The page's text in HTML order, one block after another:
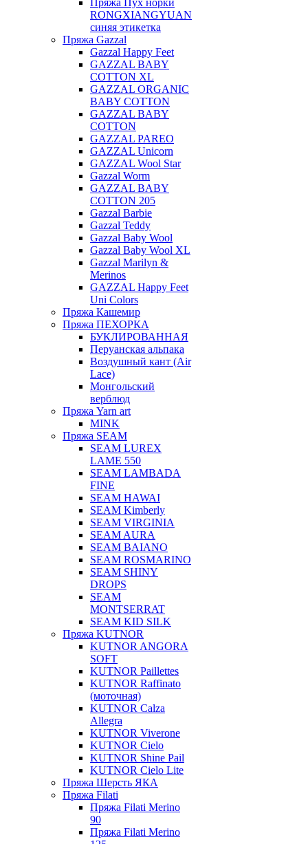
Пряжа Пух норки
RONGXIANGYUAN
синяя этикетка
Пряжа Gazzal
Gazzal Happy Feet
GAZZAL BABY
COTTON XL
GAZZAL ORGANIC
BABY COTTON
GAZZAL BABY
COTTON
GAZZAL PAREO
GAZZAL Unicorn
GAZZAL Wool Star
Gazzal Worm
GAZZAL BABY
COTTON 205
Gazzal Barbie
Gazzal Teddy
Gazzal Baby Wool
Gazzal Baby Wool XL
Gazzal Marilyn &
Merinos
GAZZAL Happy Feet
Uni Colors
Пряжа Кашемир
Пряжа ПЕХОРКА
БУКЛИРОВАННАЯ
Перуанская альпака
Воздушный кант (Air
Lace)
Монгольский
верблюд
Пряжа Yarn art
MINK
Пряжа SEAM
SEAM LUREX
LAME 550
SEAM LAMBADA
FINE
SEAM HAWAI
SEAM Kimberly
SEAM VIRGINIA
SEAM AURA
SEAM BAIANO
SEAM ROSMARINO
SEAM SHINY
DROPS
SEAM
MONTSERRAT
SEAM KID SILK
Пряжа KUTNOR
KUTNOR ANGORA
SOFT
KUTNOR Paillettes
KUTNOR Raffinato
(моточная)
KUTNOR Calza
Allegra
KUTNOR Viverone
KUTNOR Cielo
KUTNOR Shine Pail
KUTNOR Cielo Lite
Пряжа Шерсть ЯКА
Пряжа Filati
Пряжа Filati Merino
90
Пряжа Filati Merino